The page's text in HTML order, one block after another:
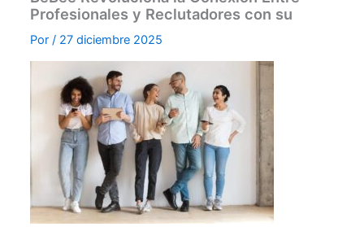
Profesionales y Reclutadores con su
Por/ 27 diciembre 2025